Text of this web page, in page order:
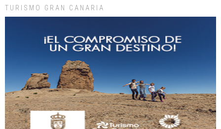
Gato manso encontrado
Este gato macho ha aparecido en la calle hace menos de un mes, es muy
manso y extremadamente cari...
Leales.org » Gran Canaria | 9.7.2025
TURISMO GRAN CANARIA